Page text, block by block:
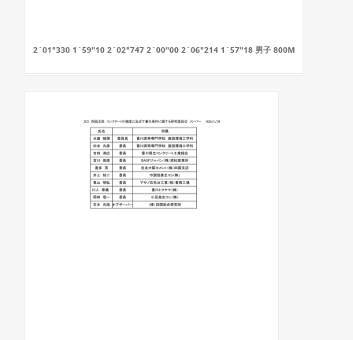
2`01"330 1`59"10 2`02"747 2`00"00 2`06"214 1`57"18 男子 800M